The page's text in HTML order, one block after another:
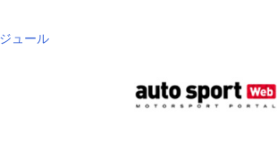
ュール